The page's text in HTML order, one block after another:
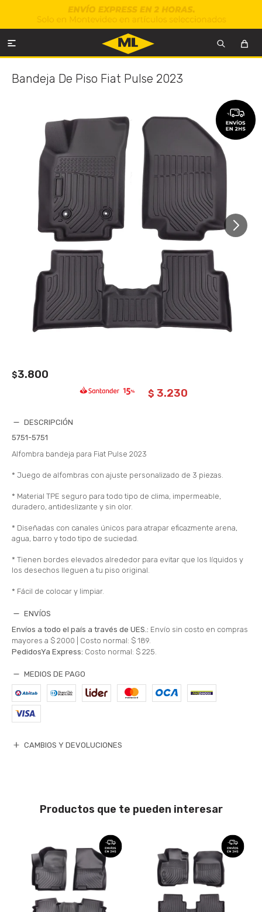

Bandeja De Piso Fiat Pulse 2023
$3.800
$ 3.230
DESCRIPCIÓN
5751-5751
Alfombra bandeja para Fiat Pulse 2023
* Juego de alfombras con ajuste personalizado de 3 piezas.
* Material TPE seguro para todo tipo de clima, impermeable,
duradero, antideslizante y sin olor.
* Diseñadas con canales únicos para atrapar eficazmente arena,
agua, barro y todo tipo de suciedad.
* Tienen bordes elevados alrededor para evitar que los líquidos y
los desechos lleguen a tu piso original.
* Fácil de colocar y limpiar.
ENVÍOS
Envíos a todo el país a través de UES.: Envío sin costo en compras
mayores a $ 2000 | Costo normal: $ 189.
PedidosYa Express: Costo normal: $ 225.
MEDIOS DE PAGO
CAMBIOS Y DEVOLUCIONES
Productos que te pueden interesar